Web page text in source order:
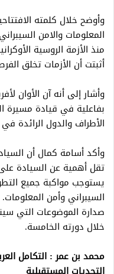
وأوضح خلال كلمته
منذ الأزمة الروسية
أثبتت أن الأزمات تخلق
وأشار إلى أنه آن الأوان
بفاعلية في قيادة مسيرة
الأطراف والدول الرائدة
وأكد أسامة كمال أن
تقل أهمية عن السيادة على
يستوجب مواكبة جميع
السيبراني وأمن
خلال دورته الخامسة.
محمد بن عمر : التكامل